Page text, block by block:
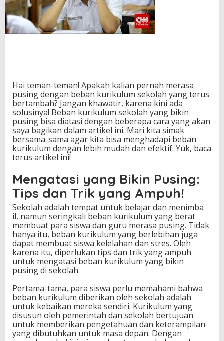
e
k
o
n
g
B
i
k
i
n
P
g
I
n
D
i
a
l
u
s
i
n
y
Hai teman-teman! Apakah kalian pernah merasa
pusing dengan beban kurikulum sekolah yang terus
bertambah? Jangan khawatir, karena kini ada
solusinya! Beban kurikulum sekolah yang bikin
pusing bisa diatasi dengan beberapa cara yang akan
saya bagikan dalam artikel ini. Mari kita simak
bersama-sama agar kita bisa menghadapi beban
kurikulum dengan lebih mudah dan efektif. Yuk, baca
terus artikel ini!
Mengatasi yang Bikin Pusing:
Tips dan Trik yang Ampuh!
Sekolah adalah tempat untuk belajar dan menimba
il, namun seringkali beban kurikulum yang berat
membuat para siswa dan guru merasa pusing. Tidak
hanya itu, beban kurikulum yang berlebihan juga
dapat membuat siswa kelelahan dan stres. Oleh
karena itu, diperlukan tips dan trik yang ampuh
untuk mengatasi beban kurikulum yang bikin
pusing di sekolah.
Pertama-tama, para siswa perlu memahami bahwa
beban kurikulum diberikan oleh sekolah adalah
untuk kebaikan mereka sendiri. Kurikulum yang
disusun oleh pemerintah dan sekolah bertujuan
untuk memberikan pengetahuan dan keterampilan
yang dibutuhkan untuk masa depan. Dengan